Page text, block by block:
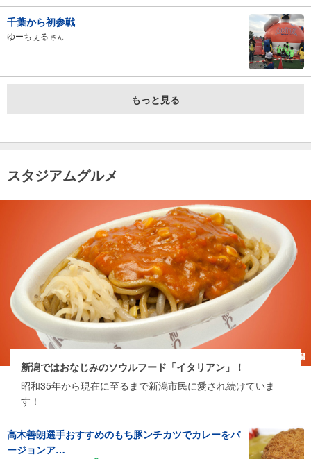
千葉から初参戦
ゆーちぇる さん
もっと見る
スタジアムグルメ
新潟ではおなじみのソウルフード「イタリアン」！
昭和35年から現在に至るまで新潟市民に愛され続けていま
す！
高木善朗選手おすすめのもち豚ンチカツでカレーをバ
ージョンア…